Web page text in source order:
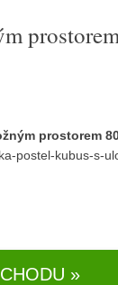
prostorem
postel-kubus-s-
»